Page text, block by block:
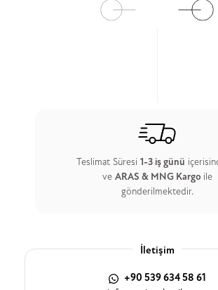
Teslimat Süresi 1-3 iş günü
ve ARAS & MNG Kargo ile
gönderilmektedir.
İletişim
+90 539 634 58 61